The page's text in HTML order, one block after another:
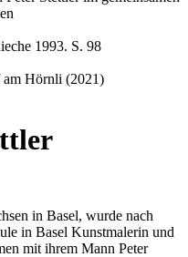
1993. S. 98
am Hörnli (2021)
in Basel, wurde nach
in Basel Kunstmalerin und
mit ihrem Mann Peter